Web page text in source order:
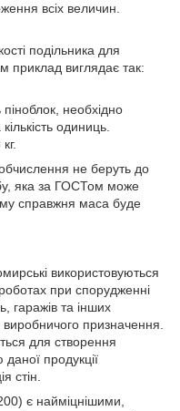
всіх величин.
подільника для
приклад виглядає так:
необхідно
одиниць.
не беруть до
яка за ГОСТом може
справжня маса буде
використовуються
при спорудженні
гаражів та інших
виробничого призначення.
для створення
продукції
стін.
є найміцнішими,